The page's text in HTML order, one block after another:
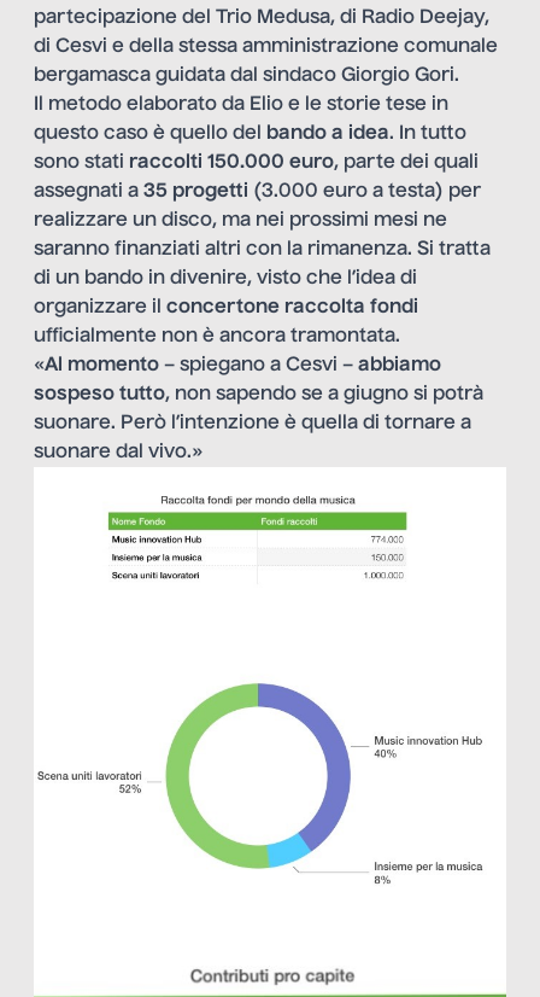
partecipazione del Trio Medusa, di Radio Deejay,
di Cesvi e della stessa amministrazione comunale
bergamasca guidata dal sindaco Giorgio Gori.
Il metodo elaborato da Elio e le storie tese in
questo caso è quello del
bando a idea. In tutto
sono stati raccolti 150.000 euro, parte dei quali
assegnati a 35 progetti (3.000 euro a testa) per
realizzare un disco, ma nei prossimi mesi ne
saranno finanziati altri con la rimanenza. Si tratta
di un bando in divenire, visto che l’idea di
organizzare il concertone raccolta fondi
ufficialmente non è ancora tramontata.
«Al momento – spiegano a Cesvi – abbiamo
sospeso tutto, non sapendo se a giugno si potrà
suonare. Però l’intenzione è quella di tornare a
suonare dal vivo.»